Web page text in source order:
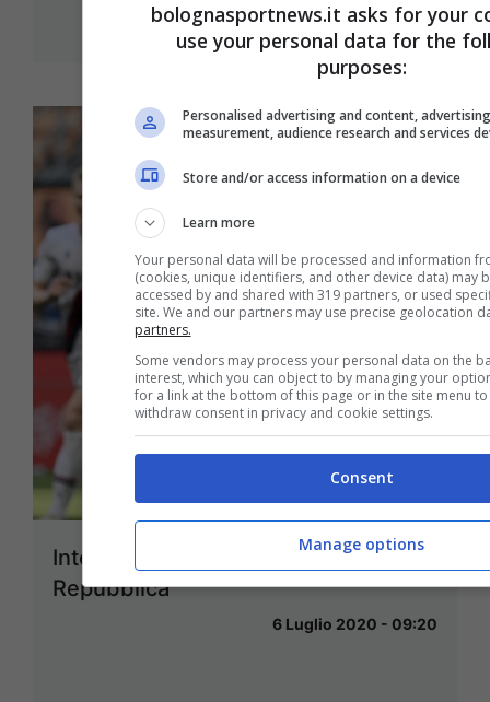
Inter-Bologna: le pagelle di
Repubblica
6 Luglio 2020 - 09:20
bolognasportnews.it asks for your
use your personal data for the
purposes:
Personalised advertising and content,
measurement, audience research and services
Store and/or access information on a device
Learn more
Your personal data will be processed and information
(cookies, unique identifiers, and other device data) may
accessed by and shared with 319 partners, or used
site. We and our partners may use precise geolocation
partners.
Some vendors may process your personal data on the
interest, which you can object to by managing your
for a link at the bottom of this page or in the site menu
withdraw consent in privacy and cookie settings.
Consent
Manage options